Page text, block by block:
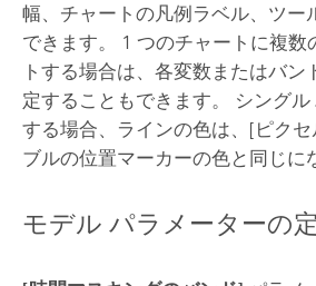
幅、チャートの凡例ラベル、ツー
できます。 1 つのチャートに複数
トする場合は、各変数またはバン
定することもできます。 シングル
する場合、ラインの色は、[ピク
ブルの位置マーカーの色と同じに
モデル パラメーターの